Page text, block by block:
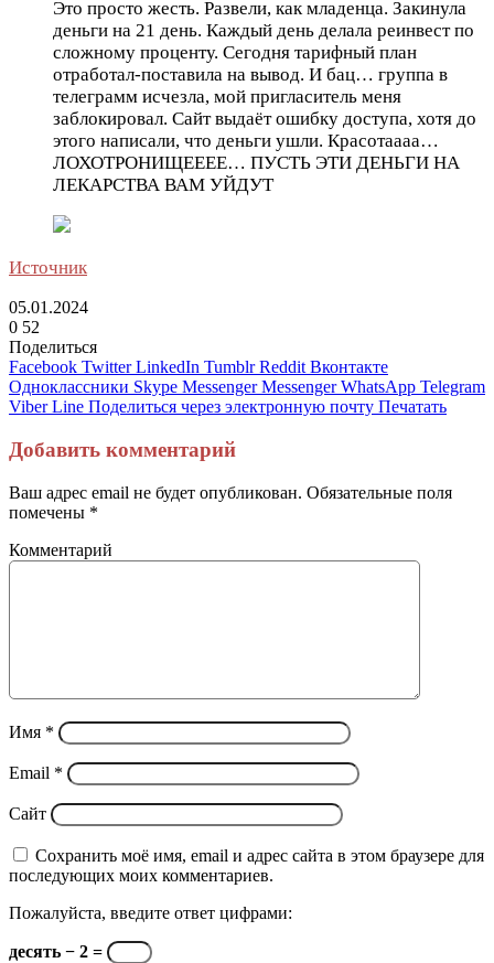
Это просто жесть. Развели, как младенца. Закинула
деньги на 21 день. Каждый день делала реинвест по
сложному проценту. Сегодня тарифный план
отработал-поставила на вывод. И бац… группа в
телеграмм исчезла, мой пригласитель меня
заблокировал. Сайт выдаёт ошибку доступа, хотя до
этого написали, что деньги ушли. Красотаааа…
ЛОХОТРОНИЩЕЕЕЕ… ПУСТЬ ЭТИ ДЕНЬГИ НА
ЛЕКАРСТВА ВАМ УЙДУТ
Источник
05.01.2024
0 52
Поделиться
Facebook Twitter LinkedIn Tumblr Reddit Вконтакте
Одноклассники Skype Messenger Messenger WhatsApp Telegram
Viber Line Поделиться через электронную почту Печатать
Добавить комментарий
Ваш адрес email не будет опубликован. Обязательные поля
помечены *
Комментарий
Имя *
Email *
Сайт
Сохранить моё имя, email и адрес сайта в этом браузере для
последующих моих комментариев.
Пожалуйста, введите ответ цифрами:
десять − 2 =